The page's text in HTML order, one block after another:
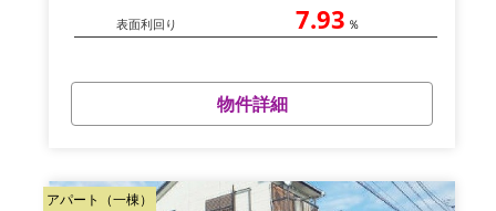
表面利回り 7.93 ％
物件詳細
アパート（一棟）